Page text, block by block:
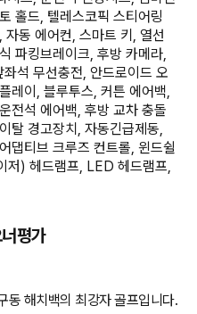
홀드, 텔레스코픽 스티어링
동 에어컨, 스마트 키, 열선
파킹브레이크, 후방 카메라,
석 무선충전, 안드로이드 오
레이, 블루투스, 커튼 에어백,
전석 에어백, 후방 교차 충돌
탈 경고장치, 자동긴급제동,
댑티브 크루즈 컨트롤, 윈드쉴
) 헤드램프, LED 헤드램프,
평가
동 해치백의 최강자 골프입니다.